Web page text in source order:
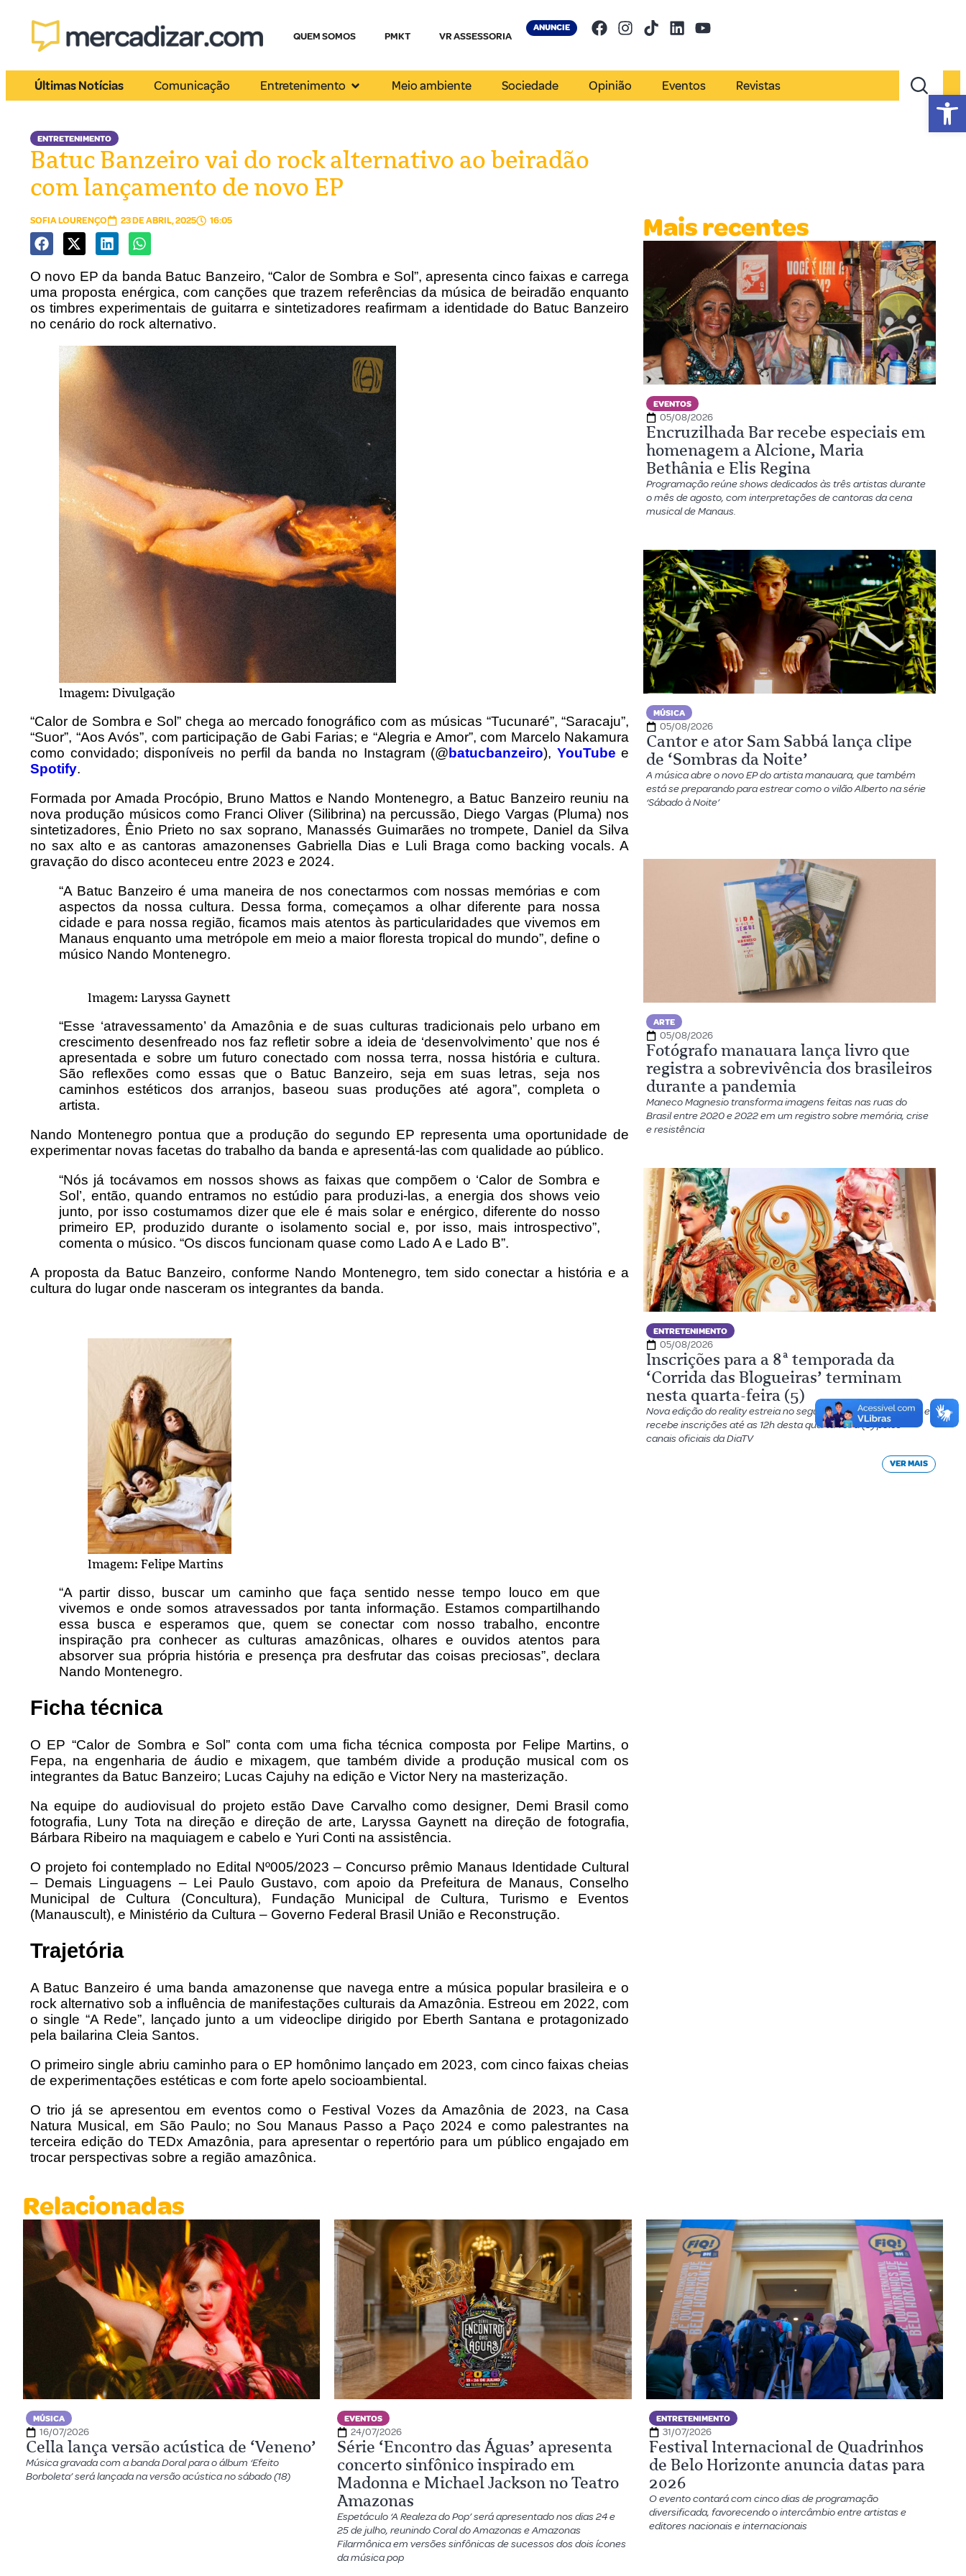
QUEM SOMOS PMKT VR ASSESSORIA
ANUNCIE
Últimas Notícias Comunicação Entretenimento Meio ambiente Sociedade Opinião Eventos Revistas
ENTRETENIMENTO
Batuc Banzeiro vai do rock alternativo ao beiradão
com lançamento de novo EP
SOFIA LOURENÇO 23 DE ABRIL, 2025 16:05
O novo EP da banda Batuc Banzeiro, “Calor de Sombra e Sol”, apresenta cinco faixas e carrega
uma proposta enérgica, com canções que trazem referências da música de beiradão enquanto
os timbres experimentais de guitarra e sintetizadores reafirmam a identidade do Batuc Banzeiro
no cenário do rock alternativo.
Imagem: Divulgação
“Calor de Sombra e Sol” chega ao mercado fonográfico com as músicas “Tucunaré”, “Saracaju”,
“Suor”, “Aos Avós”, com participação de Gabi Farias; e “Alegria e Amor”, com Marcelo Nakamura
como convidado; disponíveis no perfil da banda no Instagram (@batucbanzeiro), YouTubee
Spotify.
Formada por Amada Procópio, Bruno Mattos e Nando Montenegro, a Batuc Banzeiro reuniu na
nova produção músicos como Franci Oliver (Silibrina) na percussão, Diego Vargas (Pluma) nos
sintetizadores, Ênio Prieto no sax soprano, Manassés Guimarães no trompete, Daniel da Silva
no sax alto e as cantoras amazonenses Gabriella Dias e Luli Braga como backing vocals. A
gravação do disco aconteceu entre 2023 e 2024.
“A Batuc Banzeiro é uma maneira de nos conectarmos com nossas memórias e com
aspectos da nossa cultura. Dessa forma, começamos a olhar diferente para nossa
cidade e para nossa região, ficamos mais atentos às particularidades que vivemos em
Manaus enquanto uma metrópole em meio a maior floresta tropical do mundo”, define o
músico Nando Montenegro.
Imagem: Laryssa Gaynett
“Esse ‘atravessamento’ da Amazônia e de suas culturas tradicionais pelo urbano em
crescimento desenfreado nos faz refletir sobre a ideia de ‘desenvolvimento’ que nos é
apresentada e sobre um futuro conectado com nossa terra, nossa história e cultura.
São reflexões como essas que o Batuc Banzeiro, seja em suas letras, seja nos
caminhos estéticos dos arranjos, baseou suas produções até agora”, completa o
artista.
Nando Montenegro pontua que a produção do segundo EP representa uma oportunidade de
experimentar novas facetas do trabalho da banda e apresentá-las com qualidade ao público.
“Nós já tocávamos em nossos shows as faixas que compõem o ‘Calor de Sombra e
Sol’, então, quando entramos no estúdio para produzi-las, a energia dos shows veio
junto, por isso costumamos dizer que ele é mais solar e enérgico, diferente do nosso
primeiro EP, produzido durante o isolamento social e, por isso, mais introspectivo”,
comenta o músico. “Os discos funcionam quase como Lado A e Lado B”.
A proposta da Batuc Banzeiro, conforme Nando Montenegro, tem sido conectar a história e a
cultura do lugar onde nasceram os integrantes da banda.
Imagem: Felipe Martins
“A partir disso, buscar um caminho que faça sentido nesse tempo louco em que
vivemos e onde somos atravessados por tanta informação. Estamos compartilhando
essa busca e esperamos que, quem se conectar com nosso trabalho, encontre
inspiração pra conhecer as culturas amazônicas, olhares e ouvidos atentos para
absorver sua própria história e presença pra desfrutar das coisas preciosas”, declara
Nando Montenegro.
Ficha técnica
O EP “Calor de Sombra e Sol” conta com uma ficha técnica composta por Felipe Martins, o
Fepa, na engenharia de áudio e mixagem, que também divide a produção musical com os
integrantes da Batuc Banzeiro; Lucas Cajuhy na edição e Victor Nery na masterização.
Na equipe do audiovisual do projeto estão Dave Carvalho como designer, Demi Brasil como
fotografia, Luny Tota na direção e direção de arte, Laryssa Gaynett na direção de fotografia,
Bárbara Ribeiro na maquiagem e cabelo e Yuri Conti na assistência.
O projeto foi contemplado no Edital Nº005/2023 – Concurso prêmio Manaus Identidade Cultural
– Demais Linguagens – Lei Paulo Gustavo, com apoio da Prefeitura de Manaus, Conselho
Municipal de Cultura (Concultura), Fundação Municipal de Cultura, Turismo e Eventos
(Manauscult), e Ministério da Cultura – Governo Federal Brasil União e Reconstrução.
Trajetória
A Batuc Banzeiro é uma banda amazonense que navega entre a música popular brasileira e o
rock alternativo sob a influência de manifestações culturais da Amazônia. Estreou em 2022, com
o single “A Rede”, lançado junto a um videoclipe dirigido por Eberth Santana e protagonizado
pela bailarina Cleia Santos.
O primeiro single abriu caminho para o EP homônimo lançado em 2023, com cinco faixas cheias
de experimentações estéticas e com forte apelo socioambiental.
O trio já se apresentou em eventos como o Festival Vozes da Amazônia de 2023, na Casa
Natura Musical, em São Paulo; no Sou Manaus Passo a Paço 2024 e como palestrantes na
terceira edição do TEDx Amazônia, para apresentar o repertório para um público engajado em
trocar perspectivas sobre a região amazônica.
Mais recentes
EVENTOS
05/08/2026
Encruzilhada Bar recebe especiais em
homenagem a Alcione, Maria
Bethânia e Elis Regina
Programação reúne shows dedicados às três artistas durante
o mês de agosto, com interpretações de cantoras da cena
musical de Manaus.
MÚSICA
05/08/2026
Cantor e ator Sam Sabbá lança clipe
de ‘Sombras da Noite’
A música abre o novo EP do artista manauara, que também
está se preparando para estrear como o vilão Alberto na série
‘Sábado à Noite’
ARTE
05/08/2026
Fotógrafo manauara lança livro que
registra a sobrevivência dos brasileiros
durante a pandemia
Maneco Magnesio transforma imagens feitas nas ruas do
Brasil entre 2020 e 2022 em um registro sobre memória, crise
e resistência
ENTRETENIMENTO
05/08/2026
Inscrições para a 8ª temporada da
‘Corrida das Blogueiras’ terminam
nesta quarta-feira (5)
Nova edição do reality estreia no segundo semestre de 2026 e
recebe inscrições até as 12h desta quarta-feira (5) pelos
canais oficiais da DiaTV
VER MAIS
Relacionadas
MÚSICA
16/07/2026
Cella lança versão acústica de ‘Veneno’
Música gravada com a banda Doral para o álbum ‘Efeito
Borboleta’ será lançada na versão acústica no sábado (18)
EVENTOS
24/07/2026
Série ‘Encontro das Águas’ apresenta
concerto sinfônico inspirado em
Madonna e Michael Jackson no Teatro
Amazonas
Espetáculo ‘A Realeza do Pop’ será apresentado nos dias 24 e
25 de julho, reunindo Coral do Amazonas e Amazonas
Filarmônica em versões sinfônicas de sucessos dos dois ícones
da música pop
ENTRETENIMENTO
31/07/2026
Festival Internacional de Quadrinhos
de Belo Horizonte anuncia datas para
2026
O evento contará com cinco dias de programação
diversificada, favorecendo o intercâmbio entre artistas e
editores nacionais e internacionais